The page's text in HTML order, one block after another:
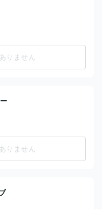
りません
りません